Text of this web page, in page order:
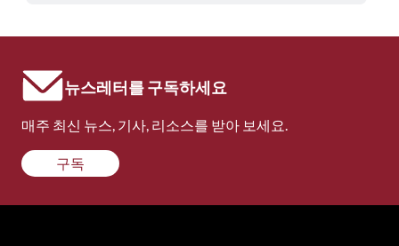
뉴스레터를 구독하세요
매주 최신 뉴스, 기사, 리소스를 받아 보세요.
구독